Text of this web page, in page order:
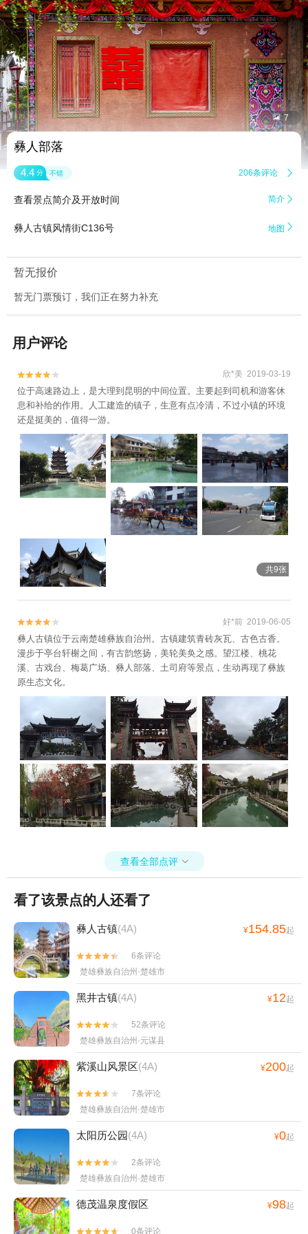
 7
彝人部落
4.4 分 不错 206条评论 
查看景点简介及开放时间 简介 
彝人古镇风情街C136号 地图 
暂无报价
暂无门票预订，我们正在努力补充
用户评论

 欣*美 2019-03-19
位于高速路边上，是大理到昆明的中间位置。主要起到司机和游客休
息和补给的作用。人工建造的镇子，生意有点冷清，不过小镇的环境
还是挺美的，值得一游。
共9张

 好*前 2019-06-05
彝人古镇位于云南楚雄彝族自治州。古镇建筑青砖灰瓦、古色古香。
漫步于亭台轩榭之间，有古韵悠扬，美轮美奂之感。望江楼、桃花
溪、古戏台、梅葛广场、彝人部落、土司府等景点，生动再现了彝族
原生态文化。
查看全部点评 
看了该景点的人还看了
彝人古镇(4A) ¥154.85起


6条评论
楚雄彝族自治州·楚雄市
黑井古镇(4A) ¥12起


52条评论
楚雄彝族自治州·元谋县
紫溪山风景区(4A) ¥200起


7条评论
楚雄彝族自治州·楚雄市
太阳历公园(4A) ¥0起


2条评论
楚雄彝族自治州·楚雄市
德茂温泉度假区 ¥98起

 0条评论
